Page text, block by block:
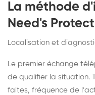
La méthode
Need's Protect
Localisation et
Le premier échange
de qualifier la situation.
faites, fréquence de